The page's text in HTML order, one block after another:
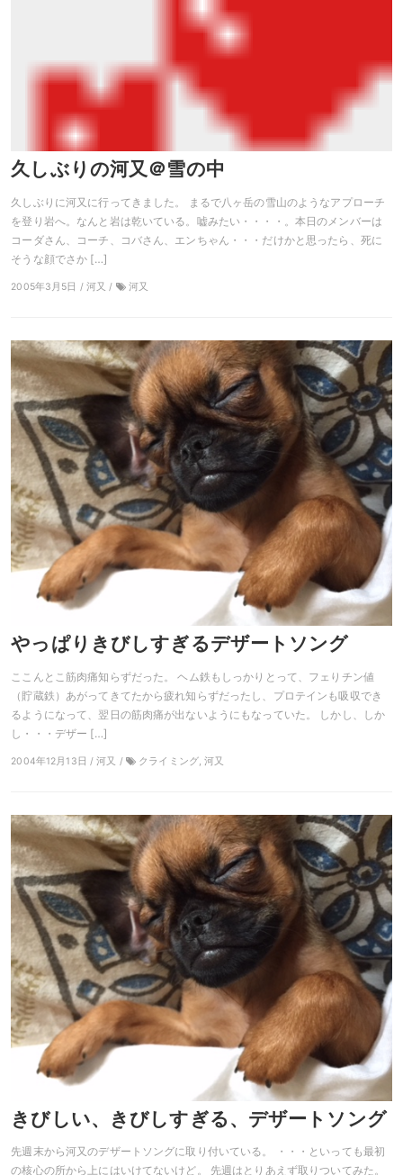
久しぶりの河又＠雪の中
久しぶりに河又に行ってきました。 まるで八ヶ岳の雪山のようなアプローチ
を登り岩へ。なんと岩は乾いている。嘘みたい・・・・。本日のメンバーは
コーダさん、コーチ、コバさん、エンちゃん・・・だけかと思ったら、死に
そうな顔でさか […]
2005年3月5日 / 河又 / 河又
やっぱりきびしすぎるデザートソング
ここんとこ筋肉痛知らずだった。 ヘム鉄もしっかりとって、フェりチン値
（貯蔵鉄）あがってきてたから疲れ知らずだったし、プロテインも吸収でき
るようになって、翌日の筋肉痛が出ないようにもなっていた。 しかし、しか
し・・・デザー […]
2004年12月13日 / 河又 / クライミング, 河又
きびしい、きびしすぎる、デザートソング
先週末から河又のデザートソングに取り付いている。 ・・・といっても最初
の核心の所から上にはいけてないけど。 先週はとりあえず取りついてみた。